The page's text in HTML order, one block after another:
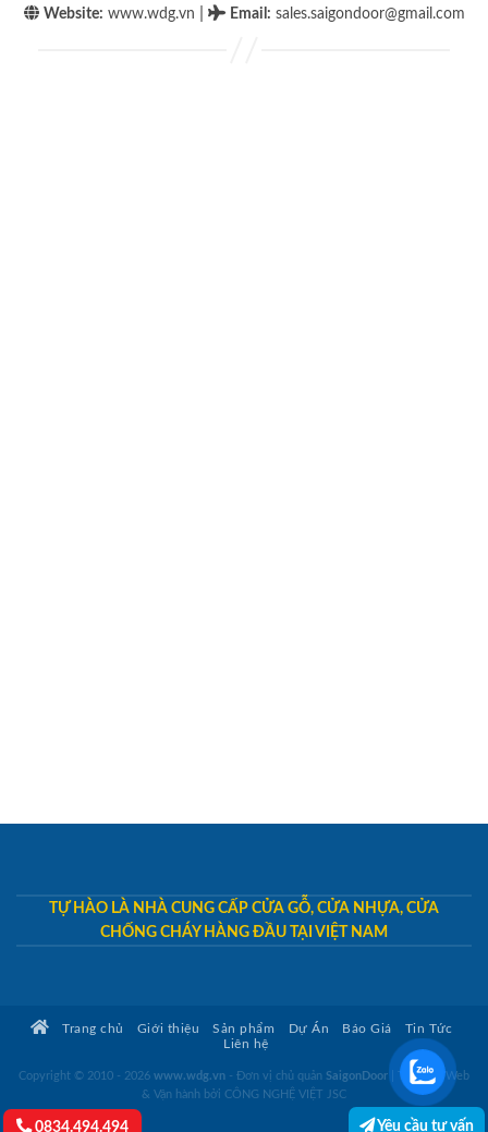
Website: www.wdg.vn Email : sales.saigondoor@gmail.com
TỰ HÀO LÀ NHÀ CUNG CẤP CỬA GỖ, CỬA NHỰA, CỬA
CHỐNG CHÁY HÀNG ĐẦU TẠI VIỆT NAM
Trang chủ Giới thiệu Sản phẩm Dự Án Báo Giá
Tin Tức
Liên hệ
Copyright © 2010 - 2026 www.wdg.vn - Đơn vị chủ quản SaigonDoor
Thiết kế Web
& Vận hành bởi CÔNG NGHỆ VIỆT JSC
0834.494.494 Yêu cầu tư vấn